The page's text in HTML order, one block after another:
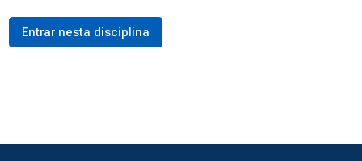
Entrar nesta disciplina